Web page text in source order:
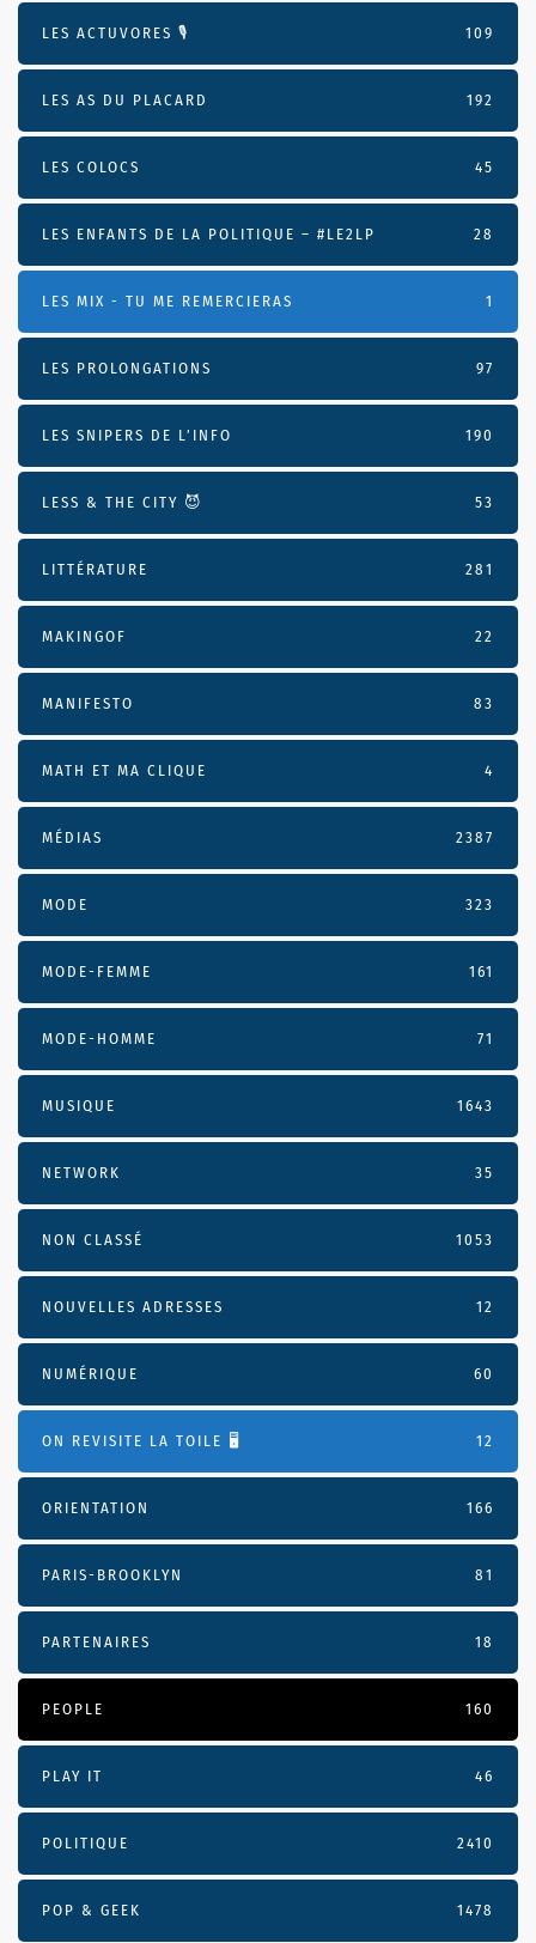
LES ACTUVORES 🎙 109
LES AS DU PLACARD 192
LES COLOCS 45
LES ENFANTS DE LA POLITIQUE – #LE2LP 28
LES MIX - TU ME REMERCIERAS 1
LES PROLONGATIONS 97
LES SNIPERS DE L’INFO 190
LESS & THE CITY 😈 53
LITTÉRATURE 281
MAKINGOF 22
MANIFESTO 83
MATH ET MA CLIQUE 4
MÉDIAS 2387
MODE 323
MODE-FEMME 161
MODE-HOMME 71
MUSIQUE 1643
NETWORK 35
NON CLASSÉ 1053
NOUVELLES ADRESSES 12
NUMÉRIQUE 60
ON REVISITE LA TOILE 🖥️ 12
ORIENTATION 166
PARIS-BROOKLYN 81
PARTENAIRES 18
PEOPLE 160
PLAY IT 46
POLITIQUE 2410
POP & GEEK 1478